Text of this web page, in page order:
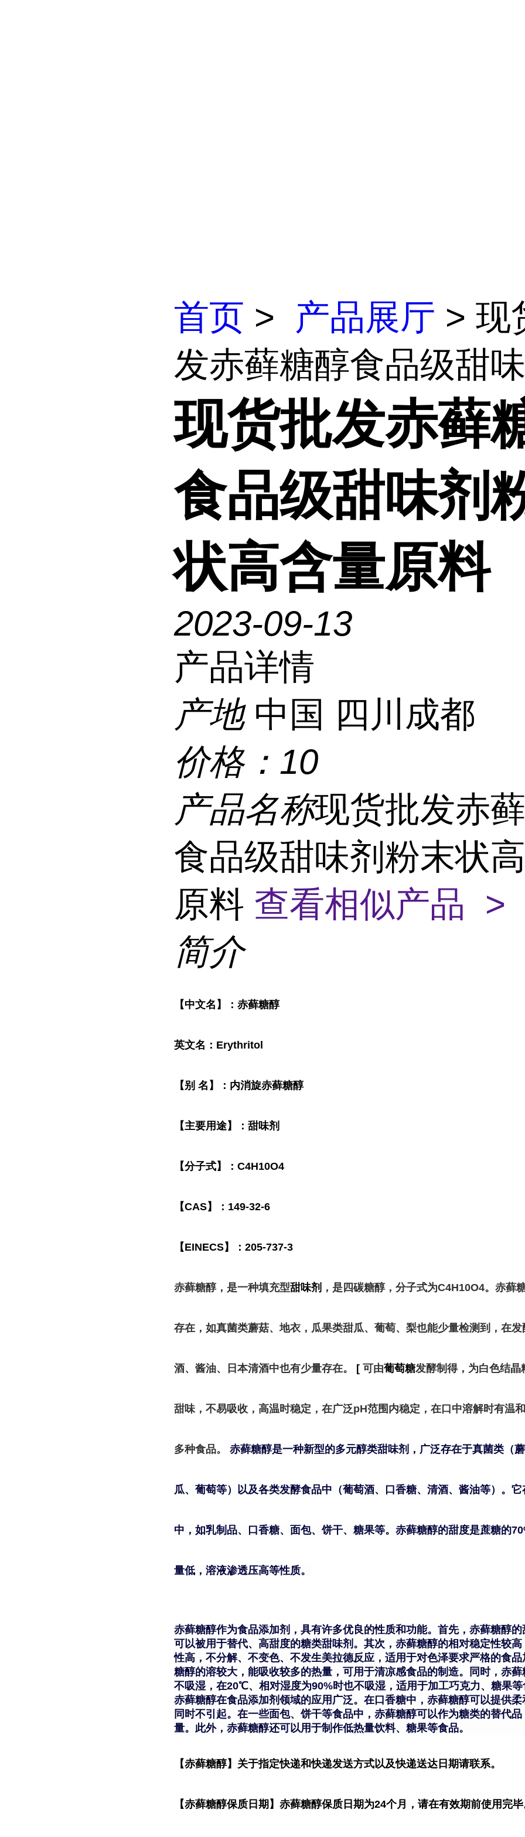
首页 > 产品展厅 > 现
发赤藓糖醇食品级甜
现货批发赤藓
食品级甜味剂
状高含量原料
2023-09-13
产品详情
产地 中国 四川成都
价格： 10
产品名称现货批发赤
食品级甜味剂粉末状
原料 查看相似产品 >
简介
【中文名】：赤藓糖醇
英文名：Erythritol
【别 名】：内消旋赤藓糖醇
【主要用途】：甜味剂
【分子式】：C4H10O4
【CAS】：149-32-6
【EINECS】：205-737-3
赤藓糖醇，是一种填充型甜味剂 ，是四碳糖醇，分子式为C4H10O4。赤藓
存在，如真菌类蘑菇、地衣，瓜果类甜瓜、葡萄、梨也能少量检测到，在
酒、酱油、日本清酒中也有少量存在。 [ 可由葡萄糖发酵制得，为白色结晶
甜味，不易吸收，高温时稳定，在广泛pH范围内稳定，在口中溶解时有温
多种食品。 赤藓糖醇是一种新型的多元醇类甜味剂，广泛存在于真菌类（
瓜、葡萄等）以及各类发酵食品中（葡萄酒、口香糖、清酒、酱油等）。
中，如乳制品、口香糖、面包、饼干、糖果等。赤藓糖醇的甜度是蔗糖的
量低，溶液渗透压高等性质。
赤藓糖醇作为食品添加剂，具有许多优良的性质和功能。首先，赤藓糖醇的
可以被用于替代、高甜度的糖类甜味剂。其次，赤藓糖醇的相对稳定性较
性高，不分解、不变色、不发生美拉德反应，适用于对色泽要求严格的食
糖醇的溶较大，能吸收较多的热量，可用于清凉感食品的制造。同时，赤藓
不吸湿，在20℃、相对湿度为90%时也不吸湿，适用于加工巧克力、糖果等
赤藓糖醇在食品添加剂领域的应用广泛。在口香糖中，赤藓糖醇可以提供柔
同时不引起。在一些面包、饼干等食品中，赤藓糖醇可以作为糖类的替代
量。此外，赤藓糖醇还可以用于制作低热量饮料、糖果等食品。
【赤藓糖醇】关于指定快递和快递发送方式以及快递送达日期请联系。
【赤藓糖醇保质日期】赤藓糖醇保质日期为24个月，请在有效期前使用完毕